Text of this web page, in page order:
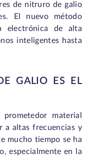
de nitruro de galio
El nuevo método
electrónica de alta
inteligentes hasta
GALIO ES EL
material
a altas frecuencias y
mucho tiempo se ha
especialmente en la